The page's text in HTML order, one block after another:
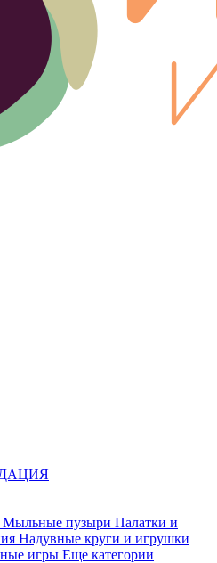
Мыльные пузыри Палатки и
Надувные круги и игрушки
игры Еще категории